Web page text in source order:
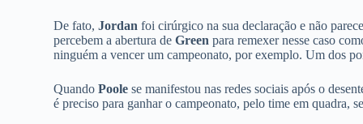
De fato,Jordan foi cirúrgico na sua declaração e não
percebem a abertura deGreen para remexer nesse caso
ninguém a vencer um campeonato, por exemplo. Um dos
QuandoPoole se manifestou nas redes sociais após o
é preciso para ganhar o campeonato, pelo time em quadra,